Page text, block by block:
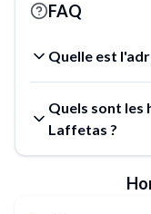
FAQ
Quelle est
Quels sont les
Laffetas ?